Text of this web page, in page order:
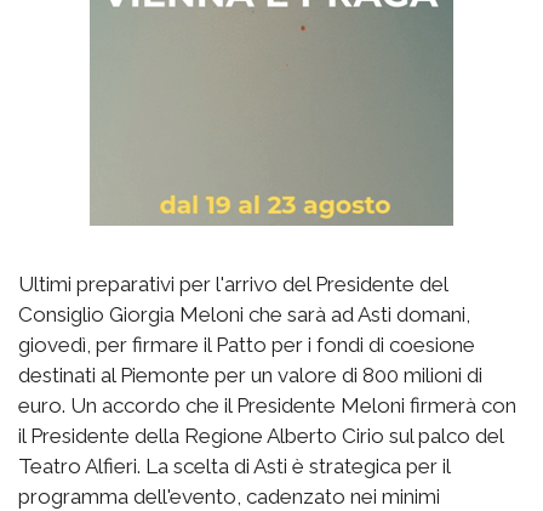
Ultimi preparativi per l'arrivo del Presidente del
Consiglio Giorgia Meloni che sarà ad Asti domani,
giovedì, per firmare il Patto per i fondi di coesione
destinati al Piemonte per un valore di 800 milioni di
euro. Un accordo che il Presidente Meloni firmerà con
il Presidente della Regione Alberto Cirio sul palco del
Teatro Alfieri. La scelta di Asti è strategica per il
programma dell'evento, cadenzato nei minimi